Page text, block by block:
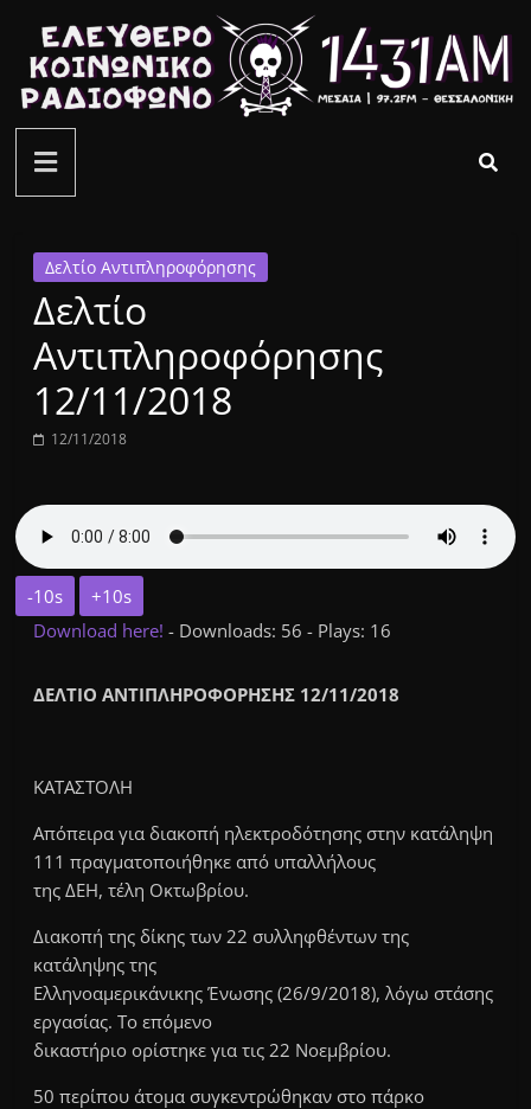
περιεχόμενο
ελεύθερο
κοινωνικό
ραδιόφωνο
1431AM
Δελτίο Αντιπληροφόρησης
Δελτίο
Αντιπληροφόρησης
12/11/2018
12/11/2018
-10s
+10s
Download here!- Downloads: 56 - Plays: 16
ΔΕΛΤΙΟ ΑΝΤΙΠΛΗΡΟΦΟΡΗΣΗΣ 12/11/2018
ΚΑΤΑΣΤΟΛΗ
Απόπειρα για διακοπή ηλεκτροδότησης στην κατάληψη
111 πραγματοποιήθηκε από υπαλλήλους
της ΔΕΗ, τέλη Οκτωβρίου.
Διακοπή της δίκης των 22 συλληφθέντων της
κατάληψης της
Ελληνοαμερικάνικης Ένωσης (26/9/2018), λόγω στάσης
εργασίας. Το επόμενο
δικαστήριο ορίστηκε για τις 22 Νοεμβρίου.
50 περίπου άτομα συγκεντρώθηκαν στο πάρκο